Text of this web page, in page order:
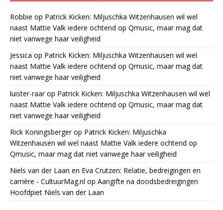
Robbie op Patrick Kicken: Miljuschka Witzenhausen wil wel
naast Mattie Valk iedere ochtend op Qmusic, maar mag dat
niet vanwege haar veiligheid
Jessica op Patrick Kicken: Miljuschka Witzenhausen wil wel
naast Mattie Valk iedere ochtend op Qmusic, maar mag dat
niet vanwege haar veiligheid
luister-raarop Patrick Kicken: Miljuschka Witzenhausen wil wel
naast Mattie Valk iedere ochtend op Qmusic, maar mag dat
niet vanwege haar veiligheid
Rick Koningsbergerop Patrick Kicken: Miljuschka
Witzenhausen wil wel naast Mattie Valk iedere ochtend op
Qmusic, maar mag dat niet vanwege haar veiligheid
Niels van der Laan en Eva Crutzen: Relatie, bedreigingen en
carrière - CultuurMag.nl op Aangifte na doodsbedreigingen
Hoofdpiet Niels van der Laan